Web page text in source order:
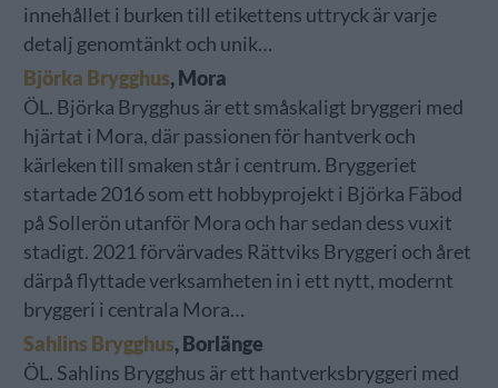
innehållet i burken till etikettens uttryck är varje
detalj genomtänkt och unik…
Björka Brygghus, Mora
ÖL. Björka Brygghus är ett småskaligt bryggeri med
hjärtat i Mora, där passionen för hantverk och
kärleken till smaken står i centrum. Bryggeriet
startade 2016 som ett hobbyprojekt i Björka Fäbod
på Sollerön utanför Mora och har sedan dess vuxit
stadigt. 2021 förvärvades Rättviks Bryggeri och året
därpå flyttade verksamheten in i ett nytt, modernt
bryggeri i centrala Mora…
Sahlins Brygghus, Borlänge
ÖL. Sahlins Brygghus är ett hantverksbryggeri med